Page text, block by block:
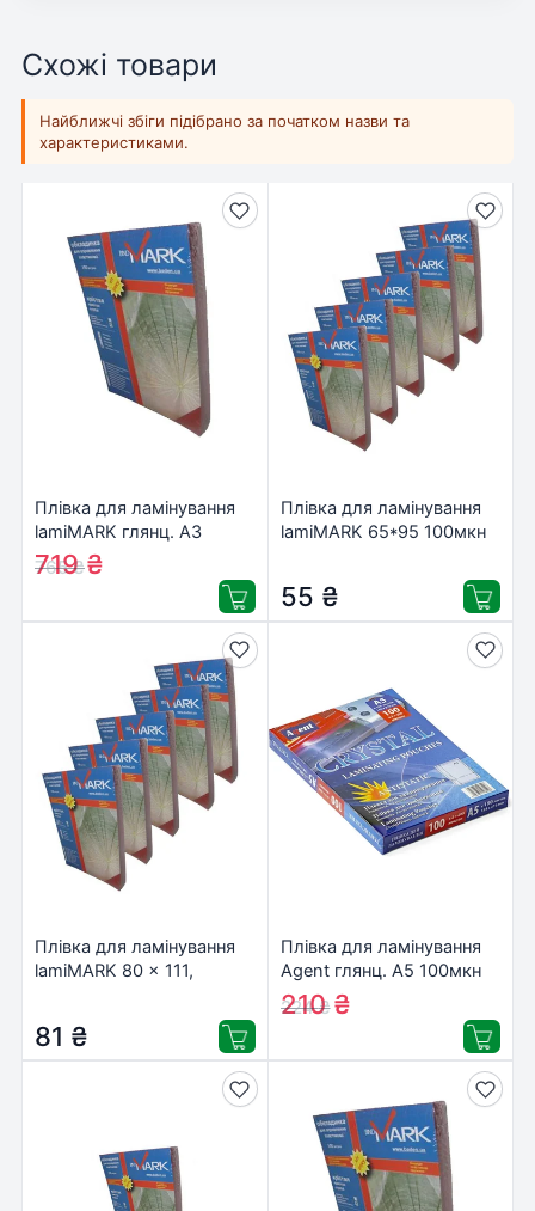
Схожі товари
Найближчі збіги підібрано за початком назви та
характеристиками.
Плівка для ламінування
lamiMARK глянц. А3
100мкн (100 шт.) (50653)
765₴
719₴
Плівка для ламінування
lamiMARK 65*95 100мкн
55 ₴
Плівка для ламінування
lamiMARK 80 x 111,
81 ₴
Плівка для ламінування
Agent глянц. А5 100мкн
(100 шт.) (3150021)
224₴
210₴